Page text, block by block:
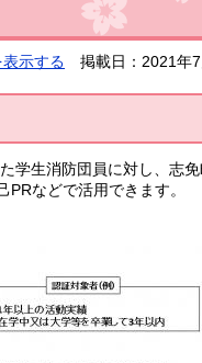
示する 掲載日：2021年
学生消防団員に対し、志
などで活用できます。